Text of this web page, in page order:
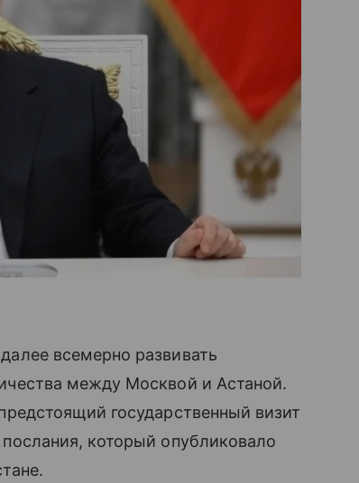
всемерно развивать
между Москвой и Астаной.
государственный визит
который опубликовало